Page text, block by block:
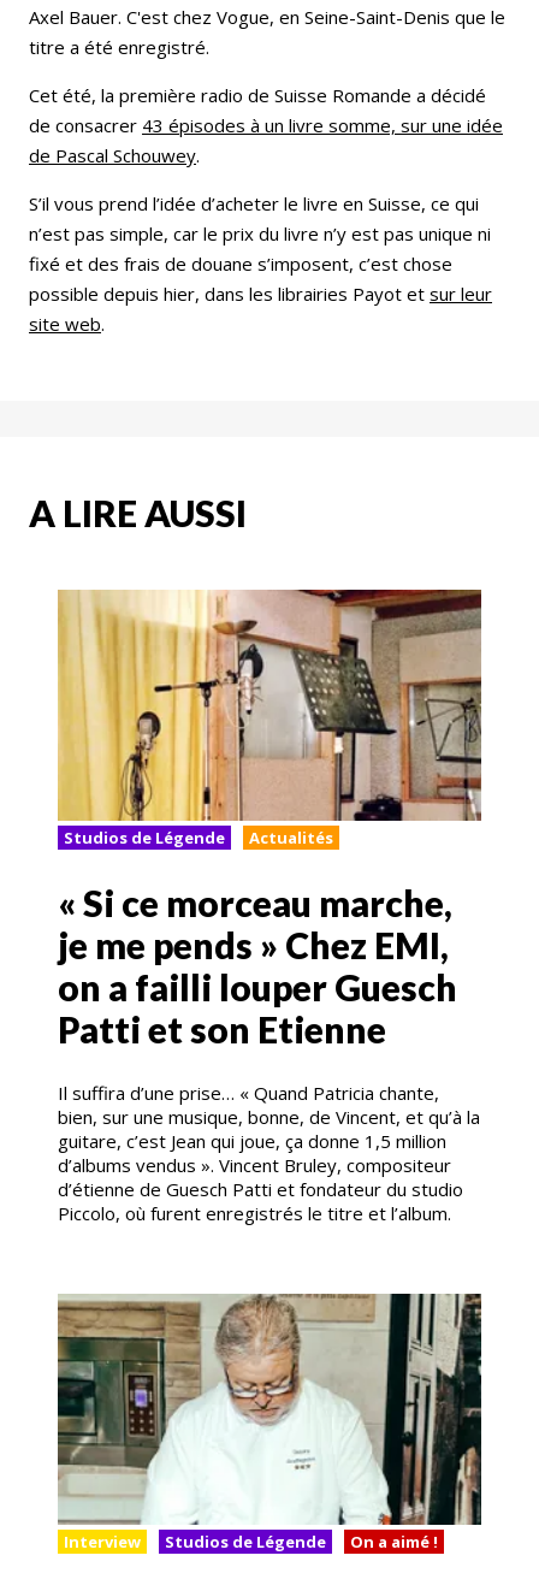
Axel Bauer. C'est chez Vogue, en Seine-Saint-Denis que le
titre a été enregistré.
Cet été, la première radio de Suisse Romande a décidé
de consacrer 43 épisodes à un livre somme, sur une idée
de Pascal Schouwey.
S’il vous prend l’idée d’acheter le livre en Suisse, ce qui
n’est pas simple, car le prix du livre n’y est pas unique ni
fixé et des frais de douane s’imposent, c’est chose
possible depuis hier, dans les librairies Payot et sur leur
site web.
A LIRE AUSSI
Studios de Légende Actualités
« Si ce morceau marche,
je me pends » Chez EMI,
on a failli louper Guesch
Patti et son Etienne
Il suffira d’une prise… « Quand Patricia chante,
bien, sur une musique, bonne, de Vincent, et qu’à la
guitare, c’est Jean qui joue, ça donne 1,5 million
d’albums vendus ». Vincent Bruley, compositeur
d’étienne de Guesch Patti et fondateur du studio
Piccolo, où furent enregistrés le titre et l’album.
Interview Studios de Légende On a aimé !